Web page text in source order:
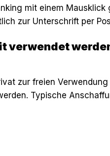
mit einem Mausklick
zur Unterschrift per
verwendet
zur freien
Typische